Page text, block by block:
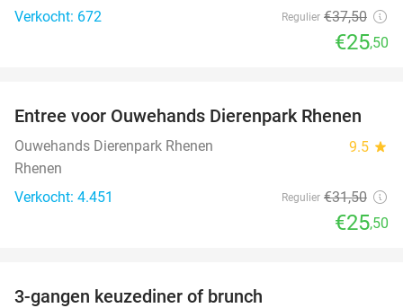
Verkocht: 672
Regulier €37,50
€25,50
19%
Entree voor Ouwehands Dierenpark Rhenen
Ouwehands Dierenpark Rhenen 9.5 star
Rhenen
Verkocht: 4.451
Regulier €31,50
€25,50
3-gangen keuzediner of brunch